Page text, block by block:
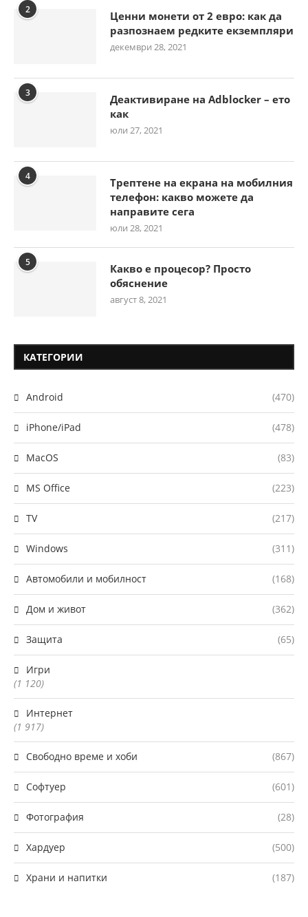
2
Ценни монети от 2 евро: как да
разпознаем редките екземпляри
декември 28, 2021
3
Деактивиране на Adblocker – ето
как
юли 27, 2021
4
Трептене на екрана на мобилния
телефон: какво можете да
направите сега
юли 28, 2021
5
Какво е процесор? Просто
обяснение
август 8, 2021
КАТЕГОРИИ
Android (470)
iPhone/iPad (478)
MacOS (83)
MS Office (223)
TV (217)
Windows (311)
Автомобили и мобилност (168)
Дом и живот (362)
Защита (65)
Игри
(1 120)
Интернет
(1 917)
Свободно време и хоби (867)
Софтуер (601)
Фотография (28)
Хардуер (500)
Храни и напитки (187)